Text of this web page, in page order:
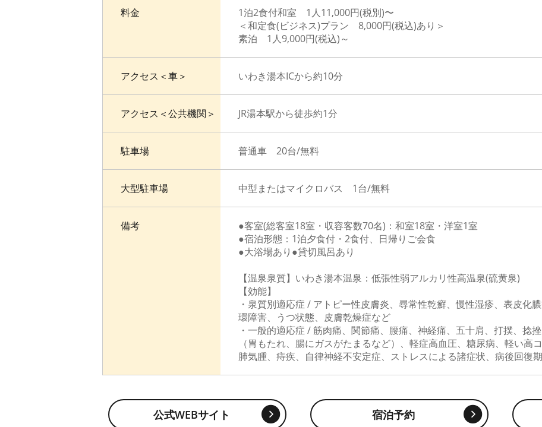
料金
1泊2食付和室 1人11,000円(税別)〜
＜和定食(ビジネス)プラン 8,000円(税込)あり＞
素泊 1人9,000円(税込)～
アクセス＜車＞ いわき湯本ICから約10分
アクセス＜公共機関＞ JR湯本駅から徒歩約1分
駐車場 普通車 20台/無料
大型駐車場 中型またはマイクロバス 1台/無料
備考
●客室(総客室18室・収容客数70名)：和室18室・洋室1室
●宿泊形態：1泊夕食付・2食付、日帰りご会食
●大浴場あり●貸切風呂あり
【温泉泉質】いわき湯本温泉：低張性弱アルカリ性高温泉(硫黄泉)
【効能】
・泉質別適応症 / アトピー性皮膚炎、尋常性乾癬、慢性湿疹、表皮化
環障害、うつ状態、皮膚乾燥症など
・一般的適応症 / 筋肉痛、関節痛、腰痛、神経痛、五十肩、打撲、捻
（胃もたれ、腸にガスがたまるなど）、軽症高血圧、糖尿病、軽い高
肺気腫、痔疾、自律神経不安定症、ストレスによる諸症状、病後回復
公式WEBサイト 宿泊予約